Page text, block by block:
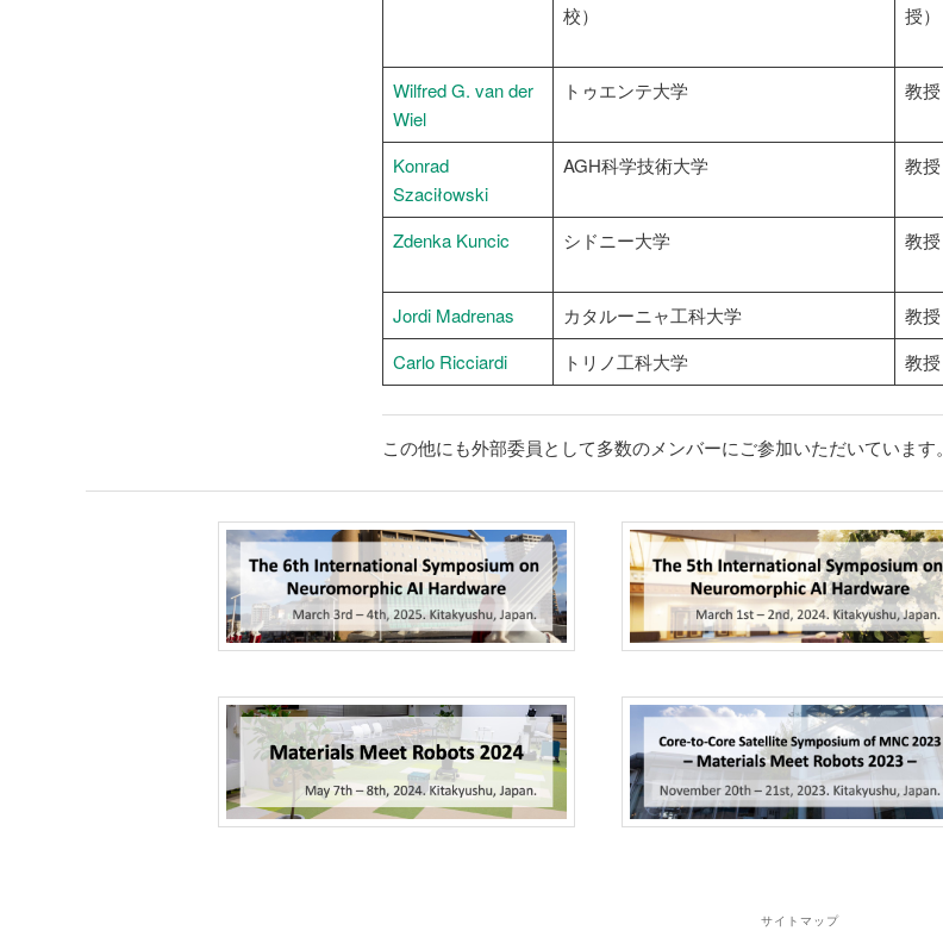
校）
授）
Wilfred G. van der
Wiel
トゥエンテ大学 教授
Konrad
Szaciłowski
AGH科学技術大学 教授
Zdenka Kuncic シドニー大学 教授
Jordi Madrenas
カタルーニャ工科大学 教授
Carlo Ricciardi
トリノ工科大学 教授
この他にも外部委員として多数のメンバーにご参加いただいています。
サイトマップ